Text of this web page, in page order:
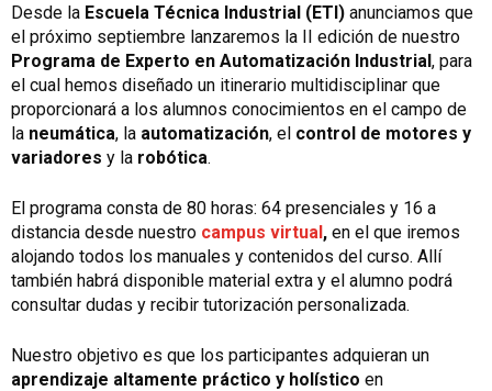
Desde la Escuela Técnica Industrial (ETI) anunciamos que
el próximo septiembre lanzaremos la II edición de nuestro
Programa de Experto en Automatización Industrial, para
el cual hemos diseñado un itinerario multidisciplinar que
proporcionará a los alumnos conocimientos en el campo de
la neumática, la automatización, el control de motores y
variadores y la robótica.
El programa consta de 80 horas: 64 presenciales y 16 a
distancia desde nuestro campus virtual, en el que iremos
alojando todos los manuales y contenidos del curso. Allí
también habrá disponible material extra y el alumno podrá
consultar dudas y recibir tutorización personalizada.
Nuestro objetivo es que los participantes adquieran un
aprendizaje altamente práctico y holístico en